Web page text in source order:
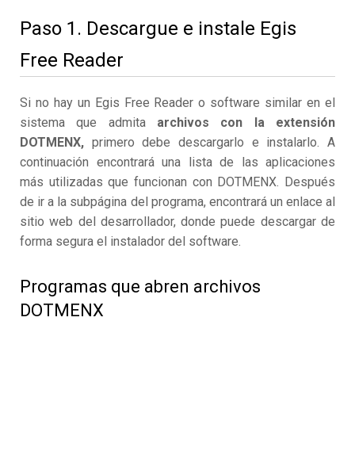
Paso 1. Descargue e instale Egis
Free Reader
Si no hay un Egis Free Reader o software similar en el
sistema que admita archivos con la extensión
DOTMENX, primero debe descargarlo e instalarlo. A
continuación encontrará una lista de las aplicaciones
más utilizadas que funcionan con DOTMENX. Después
de ir a la subpágina del programa, encontrará un enlace al
sitio web del desarrollador, donde puede descargar de
forma segura el instalador del software.
Programas que abren archivos
DOTMENX